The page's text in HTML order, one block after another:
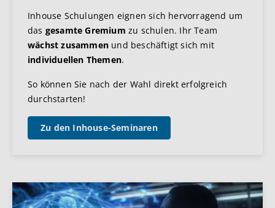
Inhouse Schulungen eignen sich hervorragend um
das gesamte Gremium zu schulen. Ihr Team
wächst zusammen und beschäftigt sich mit
individuellen Themen.
So können Sie nach der Wahl direkt erfolgreich
durchstarten!
Zu den Inhouse-Seminaren